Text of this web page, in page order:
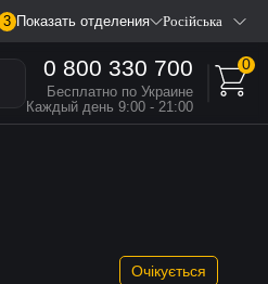
3 Показать отделения Російська
0 800 330 700
Бесплатно по Украине
Каждый день 9:00 - 21:00
0
Очікується